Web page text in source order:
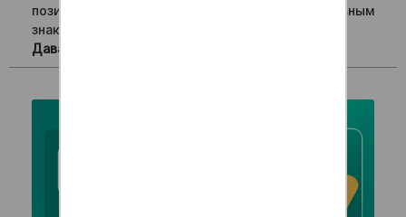
позиции, отмеченные в каталоге специальным
знаком «%».
Давайте знакомиться с Анти!